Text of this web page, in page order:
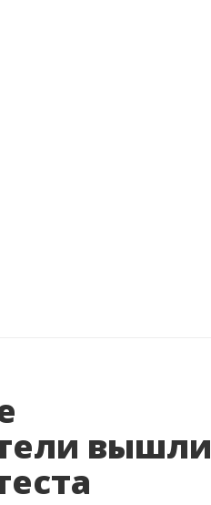
вышли